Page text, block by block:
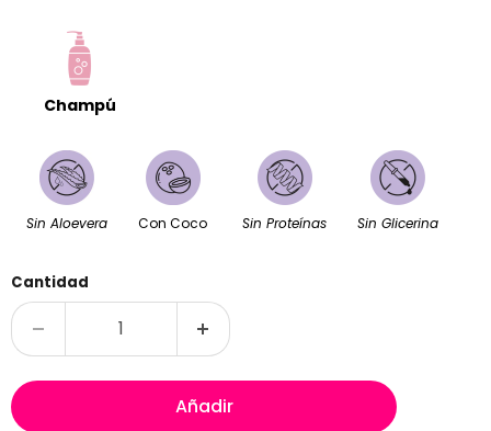
Champú
Sin Aloevera Con Coco Sin Proteínas Sin Glicerina
Cantidad
Añadir